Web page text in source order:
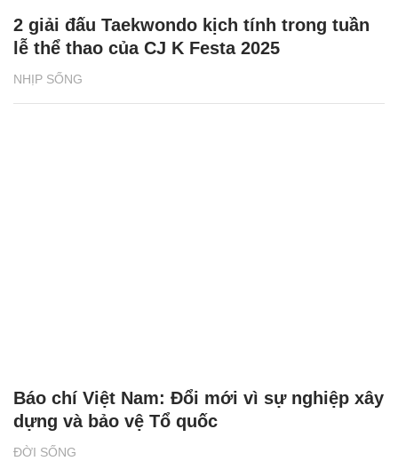
NHỊP SỐNG
2 giải đấu Taekwondo kịch tính trong tuần
lễ thể thao của CJ K Festa 2025
ĐỜI SỐNG
Báo chí Việt Nam: Đổi mới vì sự nghiệp xây
dựng và bảo vệ Tổ quốc